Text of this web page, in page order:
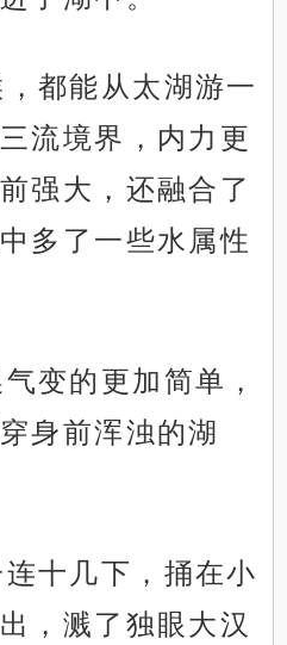
都能从太湖游一
流境界，内力更
强大，还融合了
多了一些水属性
变的更加简单，
身前浑浊的湖
十几下，捅在小
，溅了独眼大汉